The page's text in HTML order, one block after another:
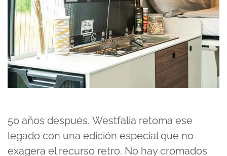
50 años después, Westfalia retoma ese
legado con una edición especial que no
exagera el recurso retro. No hay cromados